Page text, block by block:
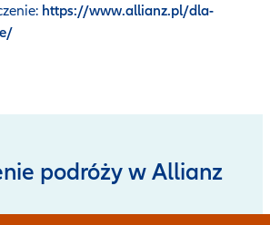
https://www.allianz.pl/dla-
podróży w Allianz